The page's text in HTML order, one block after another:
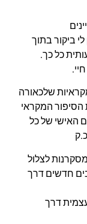
ביקור בתוך
כל כך.
שלכאורה
הסיפור המקראי
האישי של כל
לצלול
חדשים דרך
דרך